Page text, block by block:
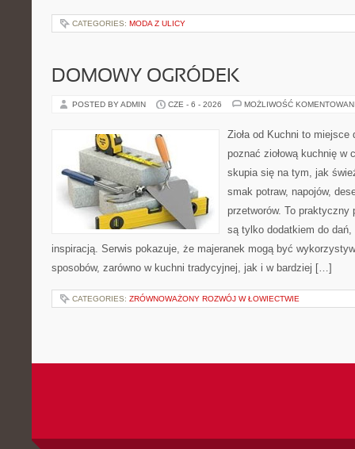
CATEGORIES: MODA Z ULICY
DOMOWY OGRÓDEK
POSTED BY ADMIN CZE - 6 - 2026 MOŻLIWOŚĆ
Zioła od Kuchni to
poznać ziołową kuchnię w
skupia się na tym, jak
smak potraw, napojów,
przetworów. To praktyczny
są tylko dodatkiem do dań,
inspiracją. Serwis pokazuje, że majeranek mogą być
sposobów, zarówno w kuchni tradycyjnej, jak i w bardziej […]
CATEGORIES: ZRÓWNOWAŻONY ROZWÓJ W ŁOWIECTWIE